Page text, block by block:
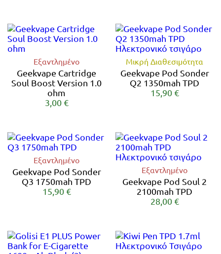
Εξαντλημένο
Geekvape Cartridge
Soul Boost Version 1.0
ohm
3,00 €
Μικρή Διαθεσιμότητα
Geekvape Pod Sonder
Q2 1350mah TPD
15,90 €
Εξαντλημένο
Geekvape Pod Sonder
Q3 1750mah TPD
15,90 €
Εξαντλημένο
Geekvape Pod Soul 2
2100mah TPD
28,00 €